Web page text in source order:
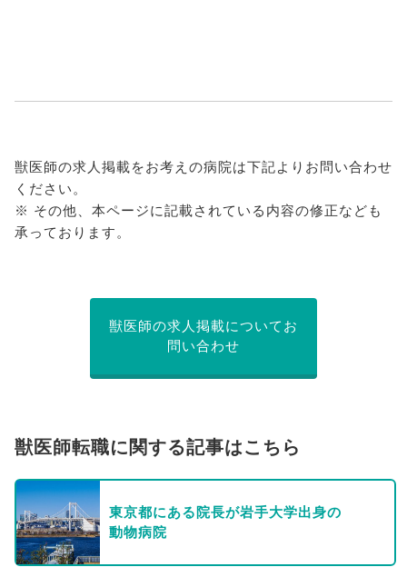
獣医師の求人掲載をお考えの病院は下記よりお問い合わせ
ください。
※ その他、本ページに記載されている内容の修正なども
承っております。
獣医師の求人掲載についてお
問い合わせ
獣医師転職に関する記事はこちら
東京都にある院長が岩手大学出身の
動物病院